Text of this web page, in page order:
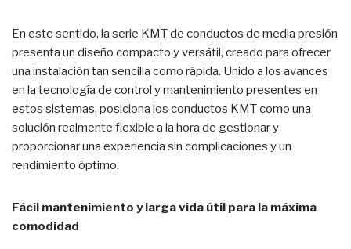
En este sentido, la serie KMT de conductos de media presión
presenta un diseño compacto y versátil, creado para ofrecer
una instalación tan sencilla como rápida. Unido a los avances
en la tecnología de control y mantenimiento presentes en
estos sistemas, posiciona los conductos KMT como una
solución realmente flexible a la hora de gestionar y
proporcionar una experiencia sin complicaciones y un
rendimiento óptimo.
Fácil mantenimiento y larga vida útil para la máxima
comodidad